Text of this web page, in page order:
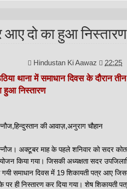
आए दो का हुआ निस्तारण
Hindustan Ki Aawaz 22:25
थाना में समाधान दिवस के दौरान
हुआ निस्तारण
की आवाज़,अनुराग चौहान
अक्टूबर माह के पहले शनिवार को सदर
किया गया। जिसकी अध्यक्षता सदर
गयी समाधान दिवस में 19 शिकायती पत्र आए
पर ही निस्तारण कर दिया गया। शेष शिकायती